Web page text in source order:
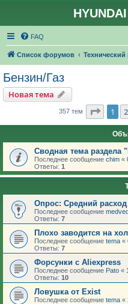
FAQ
Список форумов Технический
Бензин/Газ
Новая тема
357 тем 1 2
Сводная тема раздела
Последнее сообщение chim «
Ответы: 1
Опрос: Средний
Последнее сообщение
Ответы: 7
Плохо заводится на
Последнее сообщение tema «
Ответы: 7
Форсунки с Aliexpress
Последнее сообщение Pato «
Ответы: 10
Ловушка от Exist
Последнее сообщение tema «